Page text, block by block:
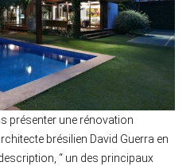
présenter une rénovation
brésilien David Guerra en
“ un des principaux